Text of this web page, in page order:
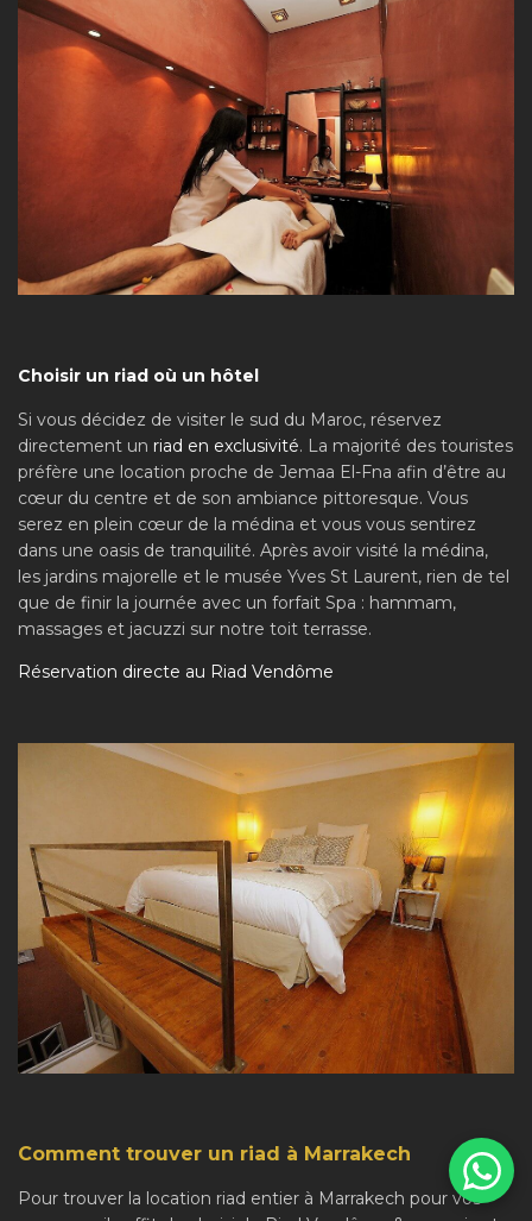
Choisir un riad où un hôtel
Si vous décidez de visiter le sud du Maroc, réservez
directement un riad en exclusivité. La majorité des touristes
préfère une location proche de Jemaa El-Fna afin d’être au
cœur du centre et de son ambiance pittoresque. Vous
serez en plein cœur de la médina et vous vous sentirez
dans une oasis de tranquilité. Après avoir visité la médina,
les jardins majorelle et le musée Yves St Laurent, rien de tel
que de finir la journée avec un forfait Spa : hammam,
massages et jacuzzi sur notre toit terrasse.
Réservation directe au Riad Vendôme
Comment trouver un riad à Marrakech
Pour trouver la location riad entier à Marrakech pour vos